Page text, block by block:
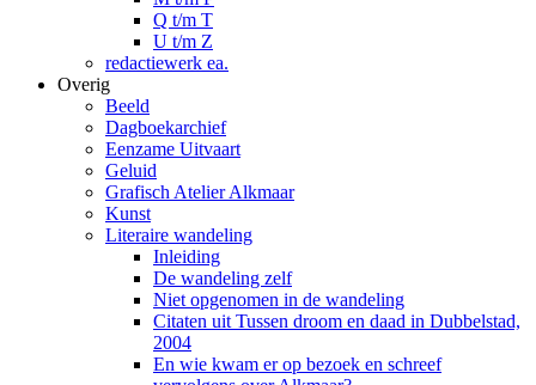
Q t/m T
U t/m Z
redactiewerk ea.
Overig
Beeld
Dagboekarchief
Eenzame Uitvaart
Geluid
Grafisch Atelier Alkmaar
Kunst
Literaire wandeling
Inleiding
De wandeling zelf
Niet opgenomen in de wandeling
Citaten uit Tussen droom en daad in Dubbelstad,
2004
En wie kwam er op bezoek en schreef